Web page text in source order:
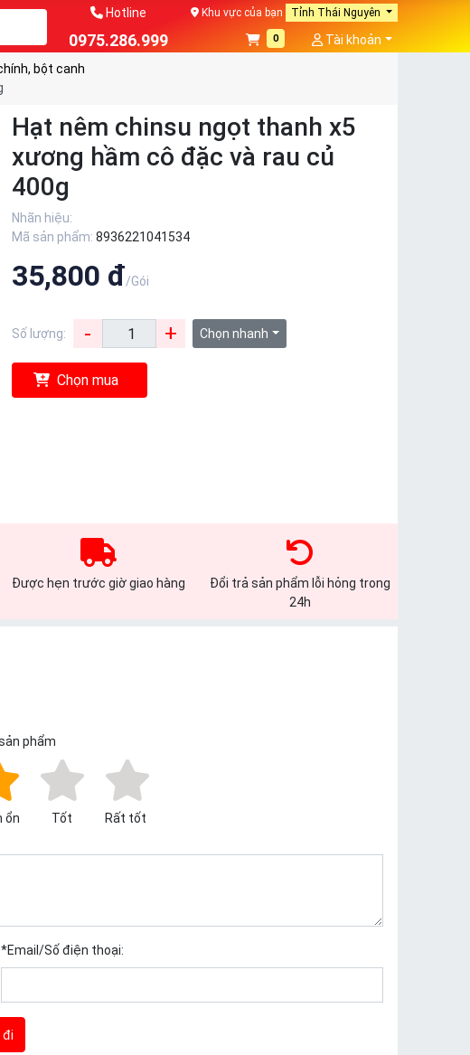
Hotline
0975.286.999
Khu vực của bạn Tỉnh Thái Nguyên
0 Tài khoản
bột canh
Hạt nêm chinsu ngọt thanh x5
xương hầm cô đặc và rau củ
400g
Nhãn hiệu:
Mã sản phẩm: 8936221041534
35,800 đ/Gói
Số lượng: - + Chọn nhanh
Chọn mua
Được hẹn trước giờ giao hàng
Đổi trả sản phẩm lỗi hỏng trong
24h
phẩm
ổn Tốt
Rất tốt
*Email/Số điện thoại:
đi